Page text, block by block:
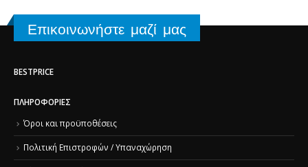
Επικοινωνήστε μαζί μας
BESTPRICE
ΠΛΗΡΟΦΟΡΊΕΣ
Όροι και προϋποθέσεις
Πολιτική Επιστροφών / Υπαναχώρηση